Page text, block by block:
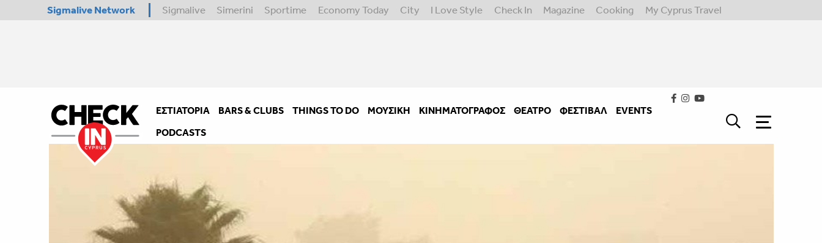
Sigmalive Network Sigmalive Simerini Sportime Economy Today City I Love Style Check In Magazine Cooking My Cyprus Travel
ΕΣΤΙΑΤΌΡΙΑ BARS & CLUBS THINGS TO DO ΜΟΥΣΙΚΉ ΚΙΝΗΜΑΤΟΓΡΆΦΟΣ ΘΈΑΤΡΟ ΦΕΣΤΙΒΑΛ
EVENTS
PODCASTS